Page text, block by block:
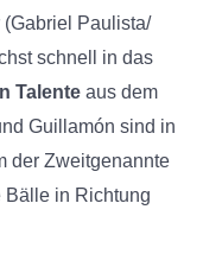
Paulista/
schnell in das
Talente aus dem
Guillamón sind in
der Zweitgenannte
Bälle in Richtung